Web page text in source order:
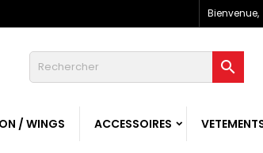
Bienvenue,

/ WINGS ACCESSOIRES